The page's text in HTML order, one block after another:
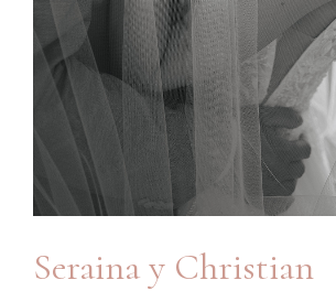
Seraina y Christian